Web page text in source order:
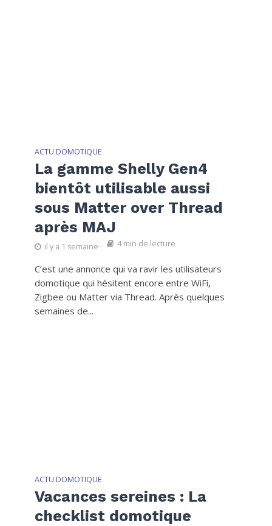
ACTU DOMOTIQUE
La gamme Shelly Gen4
bientôt utilisable aussi
sous Matter over Thread
après MAJ
il y a 1 semaine 4 min de lecture
C’est une annonce qui va ravir les utilisateurs
domotique qui hésitent encore entre WiFi,
Zigbee ou Matter via Thread. Après quelques
semaines de...
ACTU DOMOTIQUE
Vacances sereines : La
checklist domotique